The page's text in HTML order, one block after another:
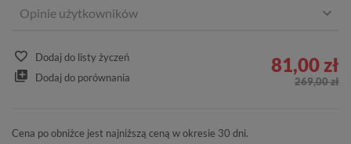
Opinie użytkowników
Dodaj do listy życzeń
Dodaj do porównania
81,00 zł
269,00 zł
Cena po obniżce jest najniższą ceną w okresie 30 dni.